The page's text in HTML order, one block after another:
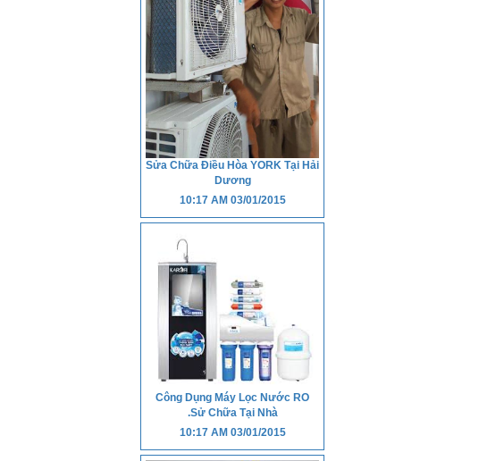
Sửa Chữa Điều Hòa YORK Tại Hải
Dương
10:17 AM 03/01/2015
Công Dụng Máy Lọc Nước RO
.Sử Chữa Tại Nhà
10:17 AM03/01/2015